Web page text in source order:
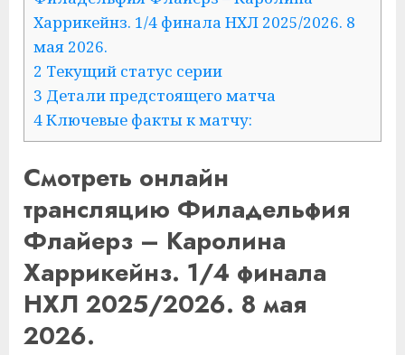
Харрикейнз. 1/4 финала НХЛ 2025/2026. 8
мая 2026.
2 Текущий статус серии
3 Детали предстоящего матча
4 Ключевые факты к матчу:
Смотреть онлайн
трансляцию Филадельфия
Флайерз – Каролина
Харрикейнз. 1/4 финала
НХЛ 2025/2026. 8 мая
2026.